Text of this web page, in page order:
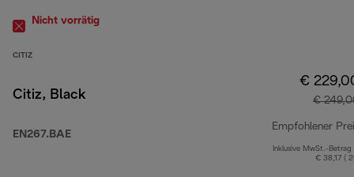
Nicht vorrätig
CITIZ
Citiz, Black
EN267.BAE
€
€
Empfohlener
Inklusive MwSt.-Betrag
€ 38,17 (